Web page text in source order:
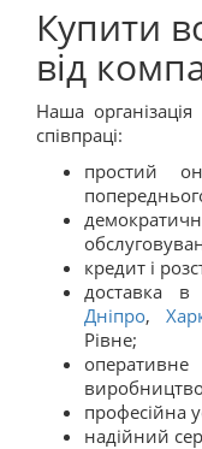
Купити
від
Наша
співпраці:
простий
кредит і
доставка
Дніпро,
Рівне;
виробництво
професійна
надійний